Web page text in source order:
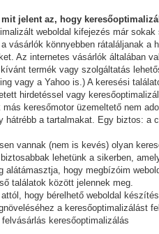
jelent az, hogy
weboldal kifejezés már
vásárlók könnyebben rátaláljanak a
Az internetes vásárlók általában
termék vagy szolgáltatás
vagy a Yahoo is.) A keresési
hirdetéssel vagy
keresőmotor üzemeltető nem
hátrébb a tartalmakat. Egy biztos: a
vannak (nem is kevés) olyan
lehetünk a sikerben,
alátámasztja, hogy megbízóim
találatok között jelennek meg.
attól, hogy bérelhető weboldal
a keresőoptimalizálást
felvásárlás keresőoptimalizálás